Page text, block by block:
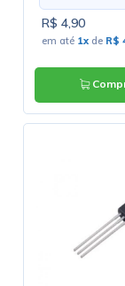
R$ 4,90
em até 1x de R$